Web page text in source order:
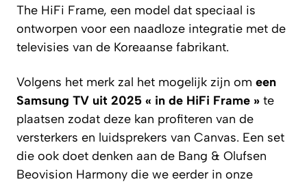
The HiFi Frame, een model dat speciaal is
ontworpen voor een naadloze integratie met de
televisies van de Koreaanse fabrikant.
Volgens het merk zal het mogelijk zijn om een
Samsung TV uit 2025 « in de HiFi Frame » te
plaatsen zodat deze kan profiteren van de
versterkers en luidsprekers van Canvas. Een set
die ook doet denken aan de Bang & Olufsen
Beovision Harmony die we eerder in onze